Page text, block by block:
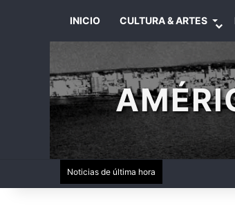
INICIO CULTURA & ARTES
Noticias de última hora